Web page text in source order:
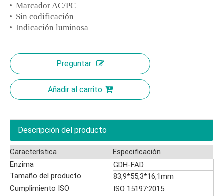
Marcador AC/PC
Sin codificación
Indicación luminosa
Preguntar
Añadir al carrito
Descripción del producto
Característica
Especificación
Enzima
GDH-FAD
Tamaño del producto
83,9*55,3*16,1mm
Cumplimiento ISO
ISO 15197:2015